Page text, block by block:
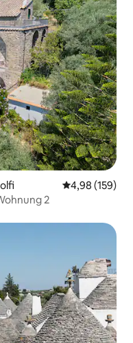
4,98 (159)
2